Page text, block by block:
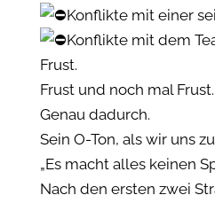
Konflikte mit einer
Konflikte mit dem
Frust.
Frust und noch mal Frust.
Genau dadurch.
Sein O-Ton, als wir uns
„Es macht alles keinen
Nach den ersten zwei